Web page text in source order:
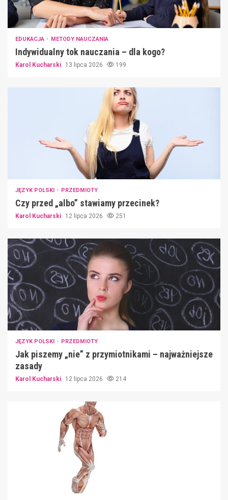
EDUKACJA METODY NAUCZANIA
Indywidualny tok nauczania – dla kogo?
Karol Kucharski 13 lipca 2026 199
JĘZYK POLSKI PRZEDMIOTY
Czy przed „albo” stawiamy przecinek?
Karol Kucharski 12 lipca 2026 251
JĘZYK POLSKI PRZEDMIOTY
Jak piszemy „nie” z przymiotnikami – najważniejsze
zasady
Karol Kucharski 12 lipca 2026 214